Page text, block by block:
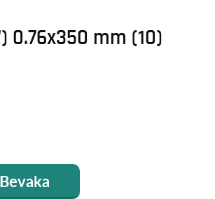
0.76x350 mm (10)
Bevaka